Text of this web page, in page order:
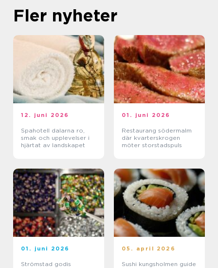
Fler nyheter
12. juni 2026
Spahotell dalarna ro,
smak och upplevelser i
hjärtat av landskapet
01. juni 2026
Restaurang södermalm
där kvarterskrogen
möter storstadspuls
01. juni 2026
Strömstad godis
05. april 2026
Sushi kungsholmen guide